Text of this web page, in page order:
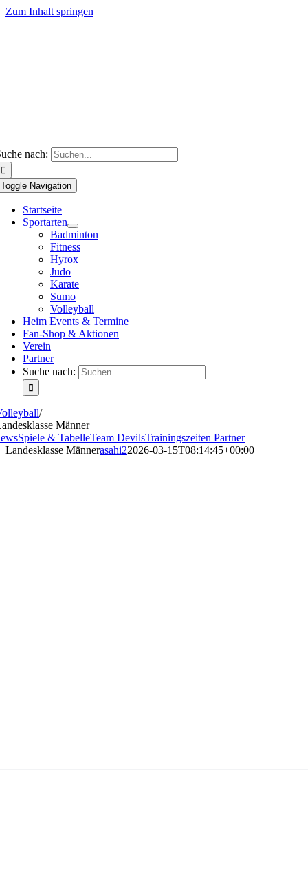
Zum Inhalt springen
nach:
Toggle Navigation
Startseite
Sportarten
Badminton
Fitness
Hyrox
Judo
Karate
Sumo
Volleyball
Heim Events & Termine
Fan-Shop & Aktionen
Verein
Partner
Suche nach:
/
Männer
Spiele & TabelleTeam DevilsTrainingszeiten Partner
Landesklasse Männerasahi22026-03-15T08:14:45+00:00